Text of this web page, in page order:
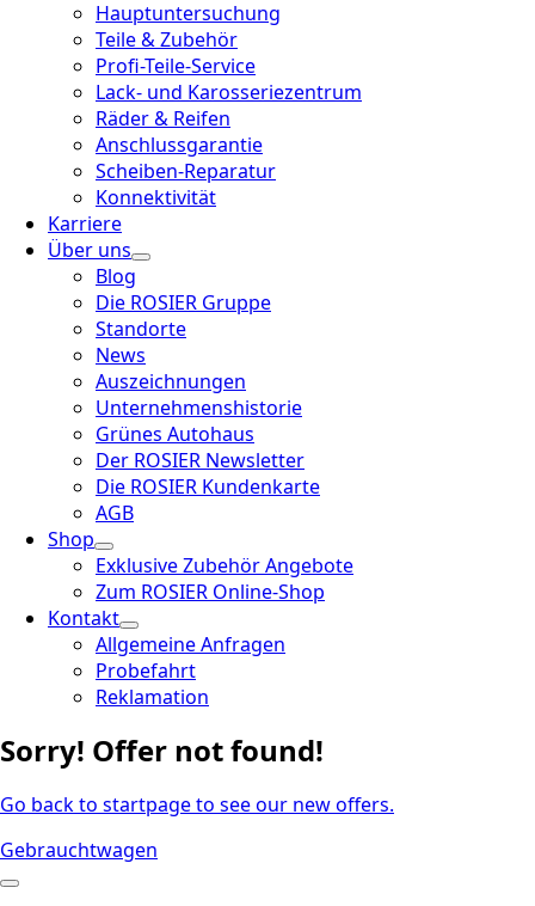
Hauptuntersuchung
Teile & Zubehör
Profi-Teile-Service
Lack- und Karosseriezentrum
Räder & Reifen
Anschlussgarantie
Scheiben-Reparatur
Konnektivität
Karriere
Über uns
Blog
Die ROSIER Gruppe
Standorte
News
Auszeichnungen
Unternehmenshistorie
Grünes Autohaus
Der ROSIER Newsletter
Die ROSIER Kundenkarte
AGB
Shop
Exklusive Zubehör Angebote
Zum ROSIER Online-Shop
Kontakt
Allgemeine Anfragen
Probefahrt
Reklamation
Sorry! Offer not found!
Go back to startpage to see our new offers.
Gebrauchtwagen